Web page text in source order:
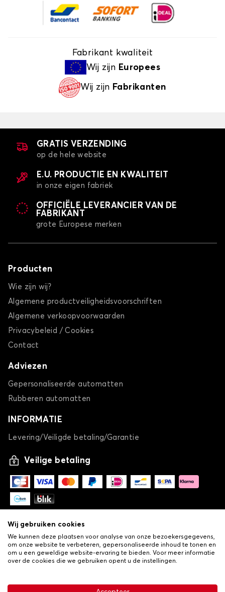
Fabrikant kwaliteit
Wij zijn Europees
Wij zijn Fabrikanten
GRATIS VERZENDING
op de hele website
E.U. PRODUCTIE EN KWALITEIT
in onze eigen fabriek
OFFICIËLE LEVERANCIER VAN DE
FABRIKANT
grote Europese merken
Producten
Wie zijn wij?
Algemene productveiligheidsvoorschriften
Algemene verkoopvoorwaarden
Privacybeleid / Cookies
Contact
Adviezen
Gepersonaliseerde automatten
Rubberen automatten
INFORMATIE
Levering/Veiligde betaling/Garantie
Veilige betaling
Algemene verkoopvoorwaarden•Privacy- en cookiebeleid
Wij gebruiken cookies
We kunnen deze plaatsen voor analyse van onze bezoekersgegevens,
om onze website te verbeteren, gepersonaliseerde inhoud te tonen en
om u een geweldige website-ervaring te bieden. Voor meer informatie
over de cookies die we gebruiken opent u de instellingen.